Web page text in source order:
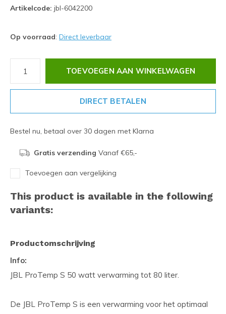
Artikelcode: jbl-6042200
Op voorraad: Direct leverbaar
TOEVOEGEN AAN WINKELWAGEN
DIRECT BETALEN
Bestel nu, betaal over 30 dagen met Klarna
Gratis verzending Vanaf €65,-
Toevoegen aan vergelijking
This product is available in the following
variants:
Productomschrijving
Info:
JBL ProTemp S 50 watt verwarming tot 80 liter.
De JBL ProTemp S is een verwarming voor het optimaal